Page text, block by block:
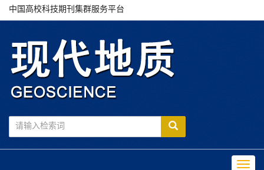
中国高校科技期刊集群服务平台